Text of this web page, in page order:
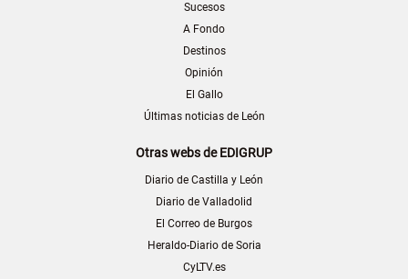
Sucesos
A Fondo
Destinos
Opinión
El Gallo
Últimas noticias de León
Otras webs de EDIGRUP
Diario de Castilla y León
Diario de Valladolid
El Correo de Burgos
Heraldo-Diario de Soria
CyLTV.es